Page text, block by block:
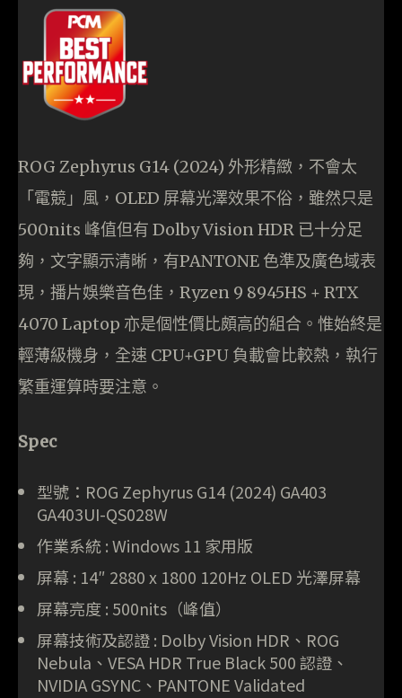
ROG Zephyrus G14 (2024) 外形精緻，不會太
「電競」風，OLED 屏幕光澤效果不俗，雖然只是
500nits 峰值但有 Dolby Vision HDR 已十分足
夠，文字顯示清晰，有PANTONE 色準及廣色域表
現，播片娛樂音色佳，Ryzen 9 8945HS + RTX
4070 Laptop 亦是個性價比頗高的組合。惟始終是
輕薄級機身，全速 CPU+GPU 負載會比較熱，執行
繁重運算時要注意。
Spec
型號：ROG Zephyrus G14 (2024) GA403
GA403UI-QS028W
作業系統 : Windows 11 家用版
屏幕 : 14″ 2880 x 1800 120Hz OLED 光澤屏幕
屏幕亮度 : 500nits（峰值）
屏幕技術及認證 : Dolby Vision HDR、ROG
Nebula、VESA HDR True Black 500 認證、
NVIDIA GSYNC、PANTONE Validated